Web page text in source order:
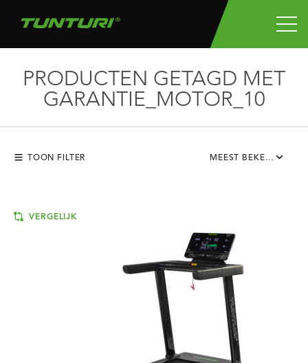
PRODUCTEN GETAGD MET
GARANTIE_MOTOR_10
TOON FILTER MEEST BEKEKEN
VERGELIJK